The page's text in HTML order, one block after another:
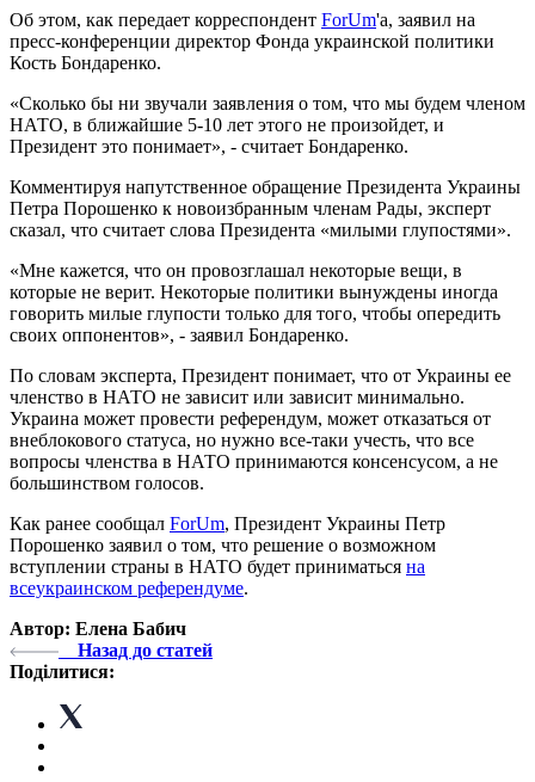
Об этом, как передает корреспондент ForUm'а, заявил на
пресс-конференции директор Фонда украинской политики
Кость Бондаренко.
«Сколько бы ни звучали заявления о том, что мы будем членом
НАТО, в ближайшие 5-10 лет этого не произойдет, и
Президент это понимает», - считает Бондаренко.
Комментируя напутственное обращение Президента Украины
Петра Порошенко к новоизбранным членам Рады, эксперт
сказал, что считает слова Президента «милыми глупостями».
«Мне кажется, что он провозглашал некоторые вещи, в
которые не верит. Некоторые политики вынуждены иногда
говорить милые глупости только для того, чтобы опередить
своих оппонентов», - заявил Бондаренко.
По словам эксперта, Президент понимает, что от Украины ее
членство в НАТО не зависит или зависит минимально.
Украина может провести референдум, может отказаться от
внеблокового статуса, но нужно все-таки учесть, что все
вопросы членства в НАТО принимаются консенсусом, а не
большинством голосов.
Как ранее сообщал ForUm, Президент Украины Петр
Порошенко заявил о том, что решение о возможном
вступлении страны в НАТО будет приниматься на
всеукраинском референдуме.
Автор: Елена Бабич
Назад до статей
Поділитися: